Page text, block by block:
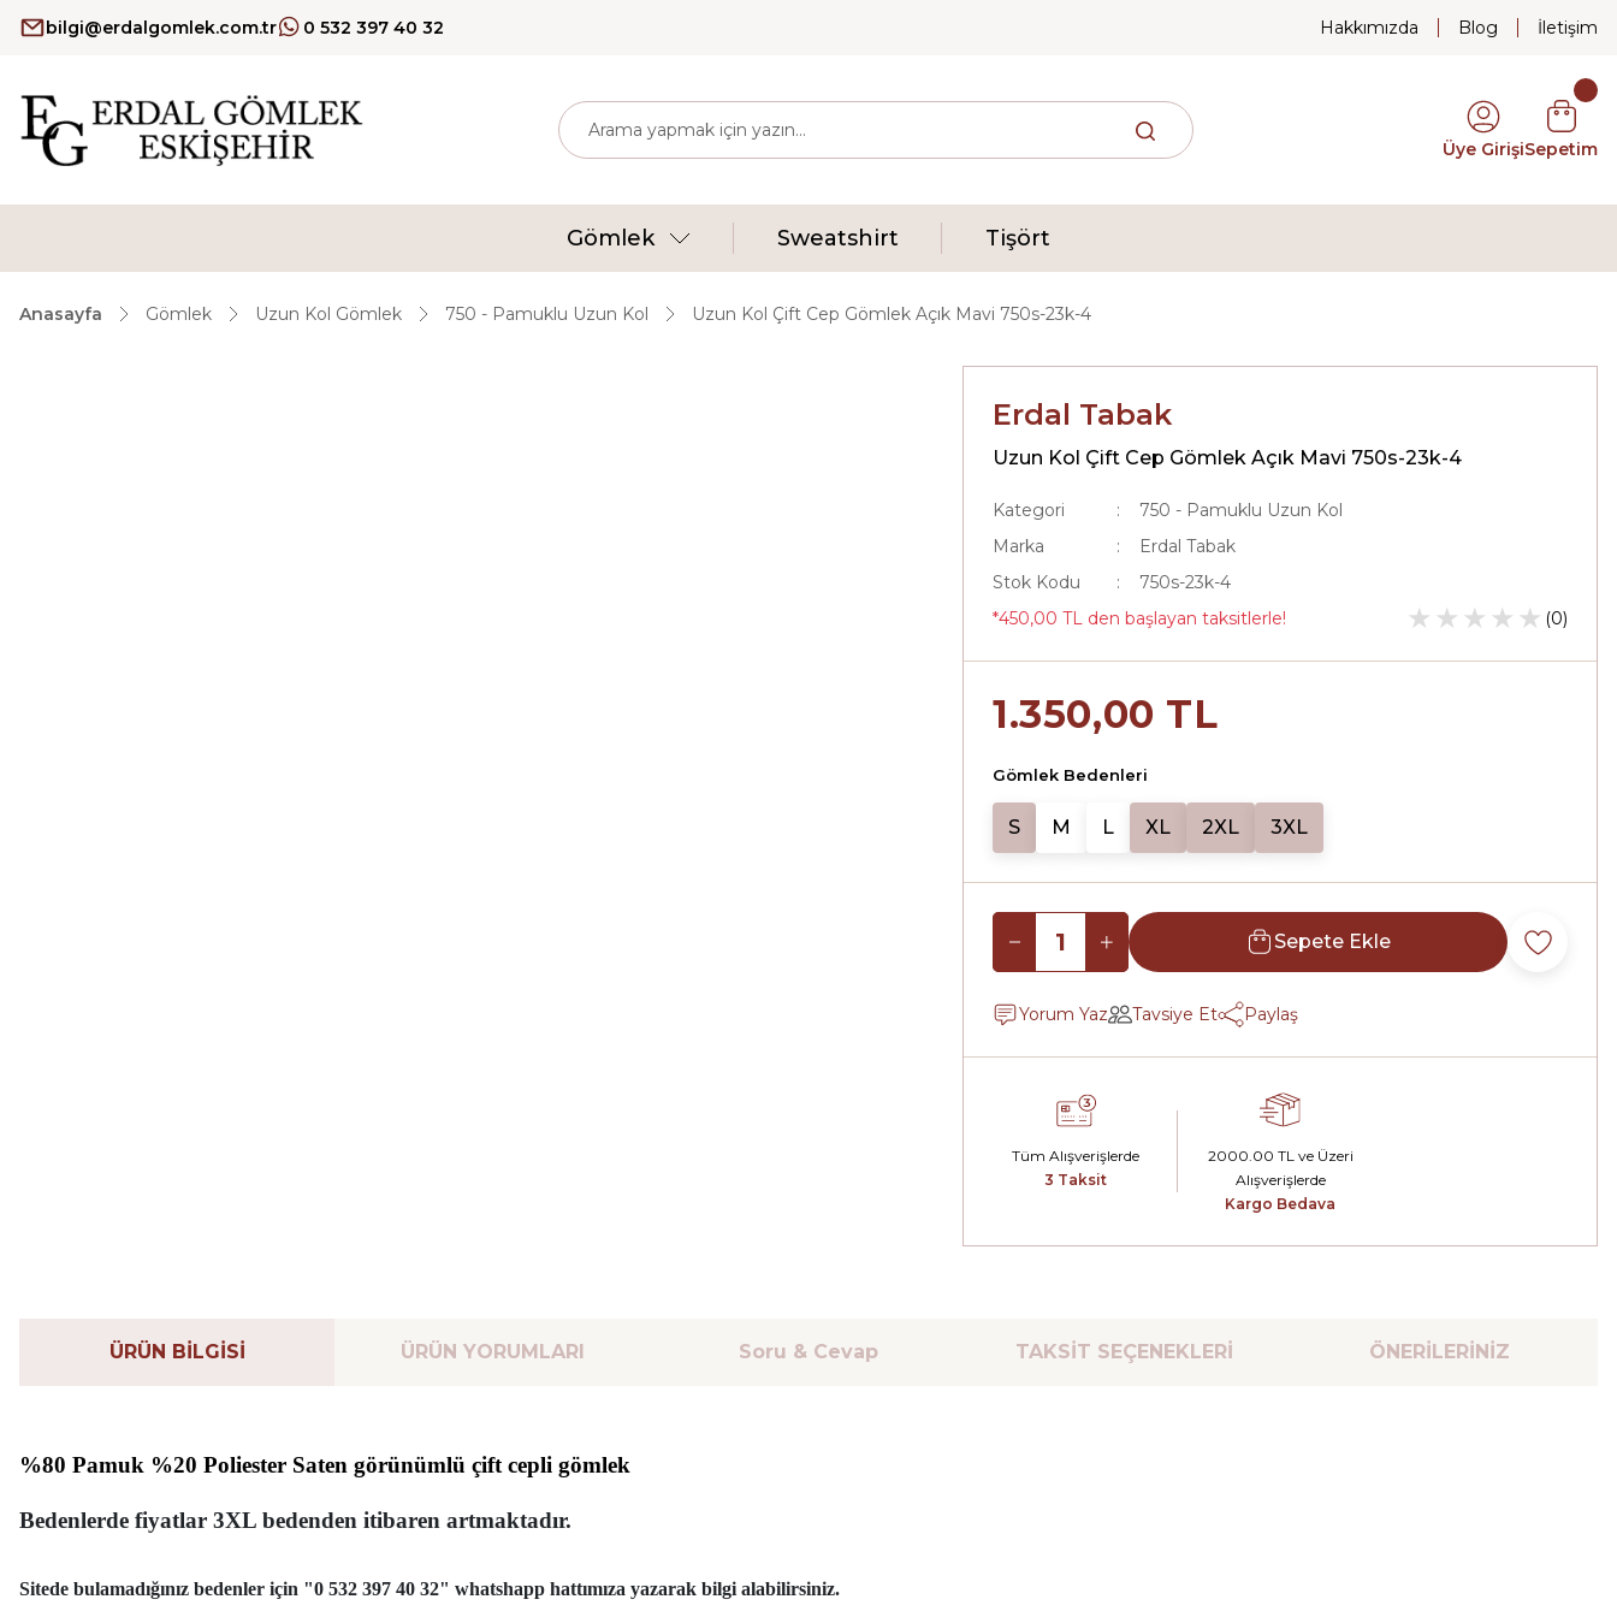
bilgi@erdalgomlek.com.tr 0 532 397 40 32 Hakkımızda Blog İletişim
Üye GirişiSepetim
Gömlek Sweatshirt Tişört
Anasayfa Gömlek Uzun Kol Gömlek 750 - Pamuklu Uzun Kol Uzun Kol Çift Cep Gömlek Açık Mavi 750s-23k-4
Erdal Tabak
Uzun Kol Çift Cep Gömlek Açık Mavi 750s-23k-4
Kategori
750 - Pamuklu Uzun Kol
Marka
Erdal Tabak
Stok Kodu
750s-23k-4
*450,00 TL den başlayan taksitlerle!
(0)
1.350,00 TL
Gömlek Bedenleri
S M L XL 2XL 3XL
Sepete Ekle
Yorum Yaz Tavsiye Et Paylaş
Tüm Alışverişlerde
3 Taksit
2000.00 TL ve Üzeri
Alışverişlerde
Kargo Bedava
ÜRÜN BİLGİSİ ÜRÜN YORUMLARI Soru & Cevap TAKSİT SEÇENEKLERİ ÖNERİLERİNİZ
%80 Pamuk %20 Poliester Saten görünümlü çift cepli gömlek
Bedenlerde fiyatlar 3XL bedenden itibaren artmaktadır.
Sitede bulamadığınız bedenler için "0 532 397 40 32" whatshapp hattımıza yazarak bilgi alabilirsiniz.